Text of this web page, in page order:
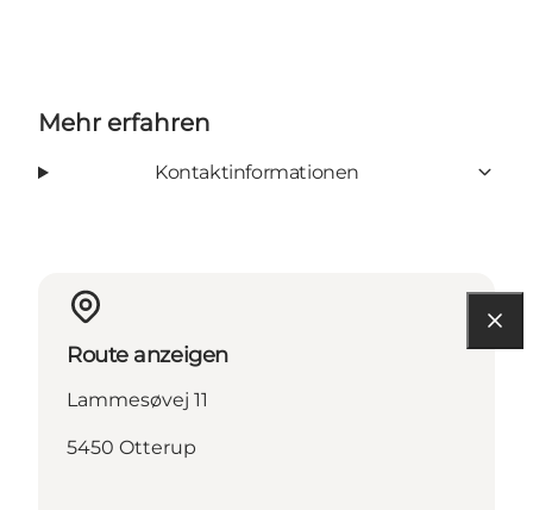
Mehr erfahren
Kontaktinformationen
Route anzeigen
Lammesøvej 11
5450 Otterup